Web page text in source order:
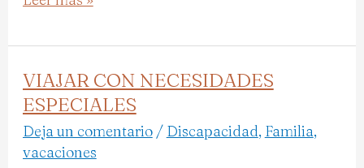
VIAJAR CON NECESIDADES
ESPECIALES
Deja un comentario / Discapacidad, Familia,
vacaciones
VIAJAR
CON
NECESIDADES
ESPECIALES